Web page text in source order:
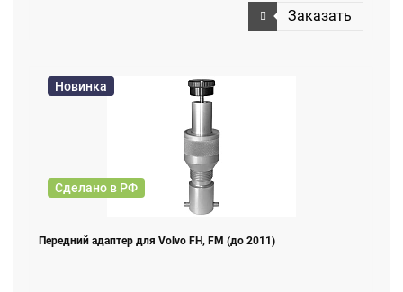
Заказать
Новинка
Сделано в РФ
Передний адаптер для Volvo FH, FM (до 2011)